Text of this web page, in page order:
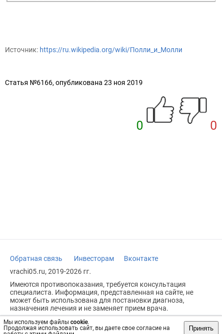
Мы используем файлы cookie.
Продолжая использовать сайт, вы даете свое согласие на
Принять
Источник: https://ru.wikipedia.org/wiki/Полли_и_Молли
Статья №6166, опубликована 23 ноя 2019
0 0
Обратная связь Инвесторам
Вконтакте
vrachi05.ru, 2019-2026 гг.
Имеются противопоказания, требуется консультация
специалиста. Информация, представленная на сайте, не
может быть использована для постановки диагноза,
назначения лечения и не заменяет прием врача.
Возрастное ограничение: 18+